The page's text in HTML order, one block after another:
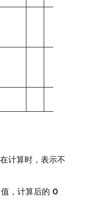
计算时，表示不
，计算后的 0